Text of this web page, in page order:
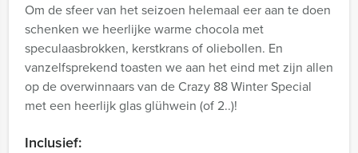
Om de sfeer van het seizoen helemaal eer aan te doen
schenken we heerlijke warme chocola met
speculaasbrokken, kerstkrans of oliebollen. En
vanzelfsprekend toasten we aan het eind met zijn allen
op de overwinnaars van de Crazy 88 Winter Special
met een heerlijk glas glühwein (of 2..)!
Inclusief: